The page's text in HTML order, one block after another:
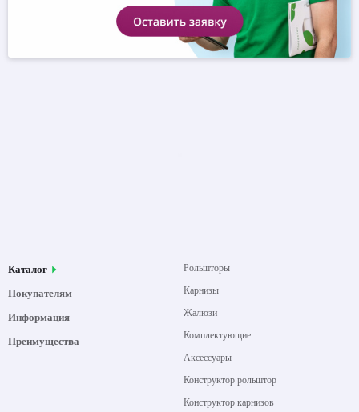
Каталог
Покупателям
Информация
Преимущества
Рольшторы
Карнизы
Жалюзи
Комплектующие
Аксессуары
Конструктор рольштор
Конструктор карнизов